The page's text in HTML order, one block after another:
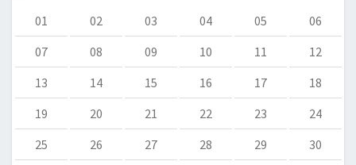
01 02 03 04 05
06
07
08 09 10 11
12
13
14 15 16 17
18
19
20 21 22 23
24
25
26 27 28 29 30